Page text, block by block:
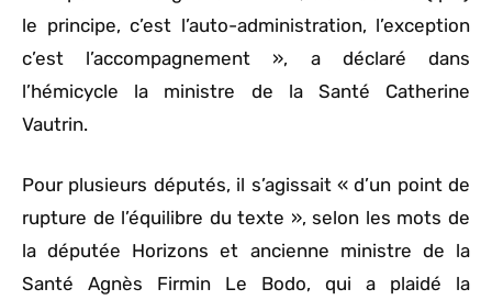
le principe, c’est l’auto-administration, l’exception
c’est l’accompagnement », a déclaré dans
l’hémicycle la ministre de la Santé Catherine
Vautrin.
Pour plusieurs députés, il s’agissait « d’un point de
rupture de l’équilibre du texte », selon les mots de
la députée Horizons et ancienne ministre de la
Santé Agnès Firmin Le Bodo, qui a plaidé la